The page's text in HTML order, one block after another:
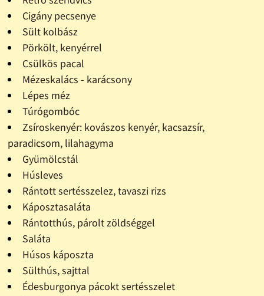
Cigány pecsenye
Sült kolbász
Pörkölt, kenyérrel
Csülkös pacal
Mézeskalács - karácsony
Lépes méz
Túrógombóc
Zsíroskenyér: kovászos kenyér, kacsazsír,
paradicsom, lilahagyma
Gyümölcstál
Húsleves
Rántott sertésszelez, tavaszi rizs
Káposztasaláta
Rántotthús, párolt zöldséggel
Saláta
Húsos káposzta
Sülthús, sajttal
Édesburgonya pácokt sertésszelet